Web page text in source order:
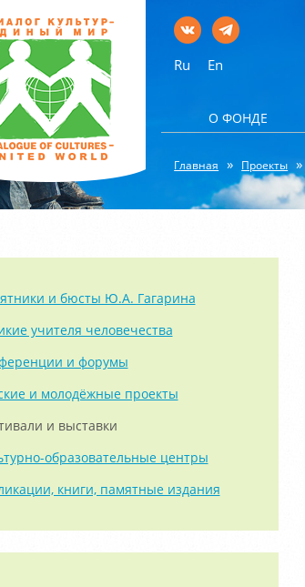
Ru En
О ФОНДЕ
Главная Проекты
и бюсты Ю.А. Гагарина
учителя человечества
и форумы
и молодёжные проекты
и выставки
образовательные центры
книги, памятные издания